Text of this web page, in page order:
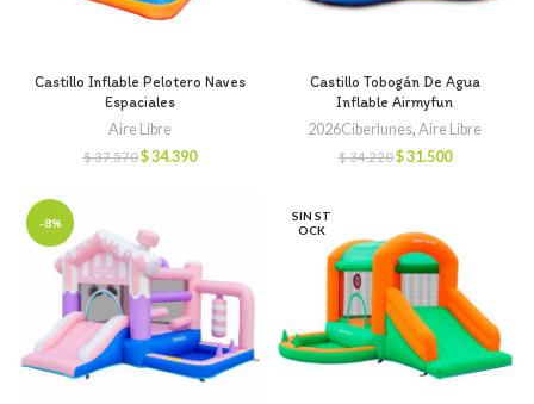
Castillo Inflable Pelotero Naves
Espaciales
Aire Libre
$37.570El
$ 37.570.
$34.390El
Castillo Tobogán De Agua
Inflable Airmyfun
2026Ciberlunes, Aire Libre
$34.220El
$ 34.220.
$31.500El
-8%
SIN ST
OCK